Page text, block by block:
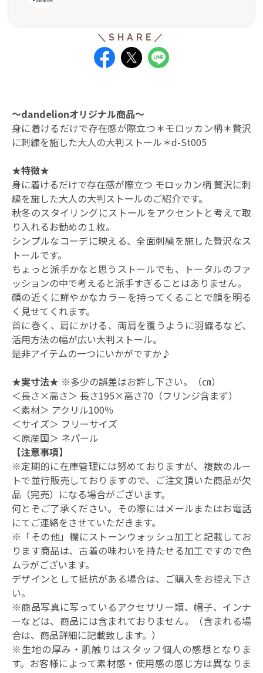
～dandelionオリジナル商品～
身に着けるだけで存在感が際立つ＊モロッカン柄＊贅沢
に刺繍を施した大人の大判ストール＊d-St005
★特徴★
身に着けるだけで存在感が際立つ モロッカン柄 贅沢に刺
繍を施した大人の大判ストールのご紹介です。
秋冬のスタイリングにストールをアクセントと考えて取
り入れるお勧めの１枚。
シンプルなコーデに映える、全面刺繍を施した贅沢なス
トールです。
ちょっと派手かなと思うストールでも、トータルのファ
ッションの中で考えると派手すぎることはありません。
顔の近くに鮮やかなカラーを持ってくることで顔を明る
く見せてくれます。
首に巻く、肩にかける、両肩を覆うように羽織るなど、
活用方法の幅が広い大判ストール。
是非アイテムの一つにいかがですか♪
★実寸法★ ※多少の誤差はお許し下さい。（㎝）
＜長さ×高さ＞ 長さ195×高さ70（フリンジ含まず）
＜素材＞ アクリル100％
＜サイズ＞ フリーサイズ
＜原産国＞ ネパール
【注意事項】
※定期的に在庫管理には努めておりますが、複数のルー
トで並行販売しておりますので、ご注文頂いた商品が欠
品（完売）になる場合がございます。
何とぞご了承ください。その際にはメールまたはお電話
にてご連絡をさせていただきます。
※「その他」欄にストーンウォッシュ加工と記載してお
ります商品は、古着の味わいを持たせる加工ですので色
ムラがございます。
デザインとして抵抗がある場合は、ご購入をお控え下さ
い。
※商品写真に写っているアクセサリー類、帽子、インナ
ーなどは、商品には含まれておりません。（含まれる場
合は、商品詳細に記載致します。）
※生地の厚み・肌触りはスタッフ個人の感想となりま
す。お客様によって素材感・使用感の感じ方は異なりま